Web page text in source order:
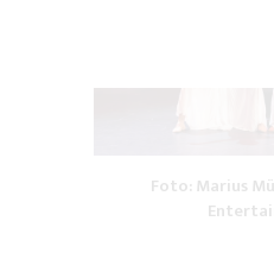
Foto: Marius